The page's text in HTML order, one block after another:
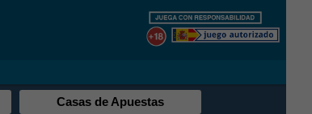
Casas de Apuestas